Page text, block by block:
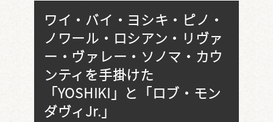
ワイ・バイ・ヨシキ・ピノ・
ノワール・ロシアン・リヴァ
ー・ヴァレー・ソノマ・カウ
ンティを手掛けた
「YOSHIKI」と「ロブ・モン
ダヴィJr.」